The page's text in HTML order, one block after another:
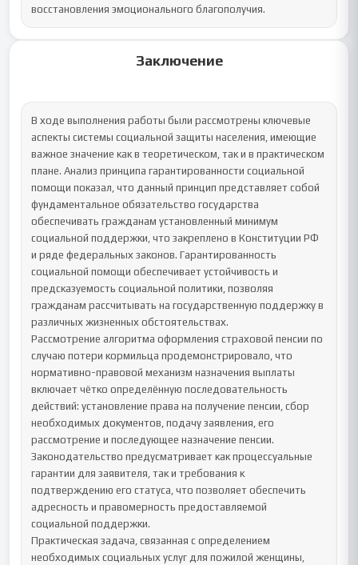
Заключение
В ходе выполнения работы были рассмотрены ключевые
аспекты системы социальной защиты населения, имеющие
важное значение как в теоретическом, так и в практическом
плане. Анализ принципа гарантированности социальной
помощи показал, что данный принцип представляет собой
фундаментальное обязательство государства
обеспечивать гражданам установленный минимум
социальной поддержки, что закреплено в Конституции РФ
и ряде федеральных законов. Гарантированность
социальной помощи обеспечивает устойчивость и
предсказуемость социальной политики, позволяя
гражданам рассчитывать на государственную поддержку в
различных жизненных обстоятельствах.
Рассмотрение алгоритма оформления страховой пенсии по
случаю потери кормильца продемонстрировало, что
нормативно-правовой механизм назначения выплаты
включает чётко определённую последовательность
действий: установление права на получение пенсии, сбор
необходимых документов, подачу заявления, его
рассмотрение и последующее назначение пенсии.
Законодательство предусматривает как процессуальные
гарантии для заявителя, так и требования к
подтверждению его статуса, что позволяет обеспечить
адресность и правомерность предоставляемой
социальной поддержки.
Практическая задача, связанная с определением
необходимых социальных услуг для пожилой женщины,